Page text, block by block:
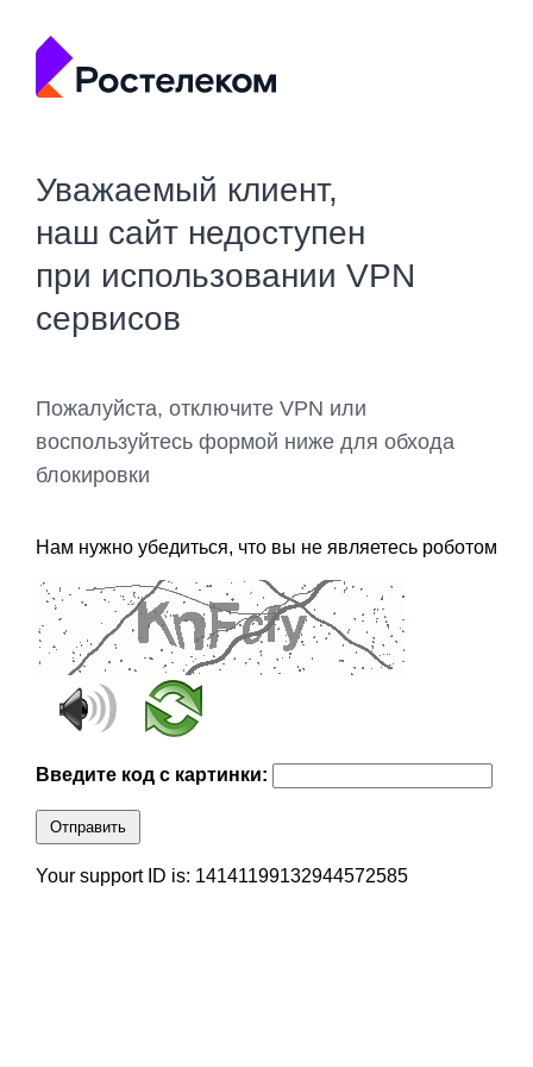
Уважаемый клиент,
наш сайт недоступен
при использовании VPN
сервисов
Пожалуйста, отключите VPN или
воспользуйтесь формой ниже для обхода
блокировки
Нам нужно убедиться, что вы не являетесь роботом
Введите код с картинки:
Отправить
Your support ID is: 14141199132944572585